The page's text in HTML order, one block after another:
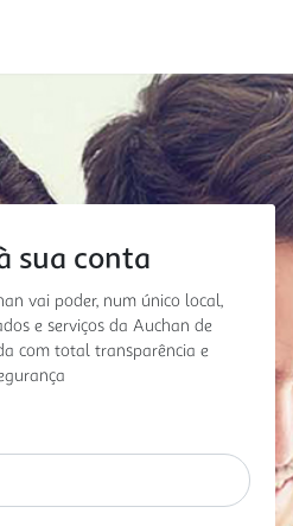
sua conta
vai poder, num único local,
e serviços da Auchan de
com total transparência e